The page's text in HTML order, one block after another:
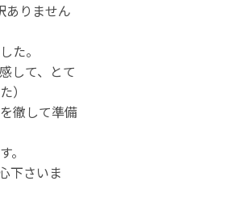
ありません
た。
して、とて
）
徹して準備
。
下さいま